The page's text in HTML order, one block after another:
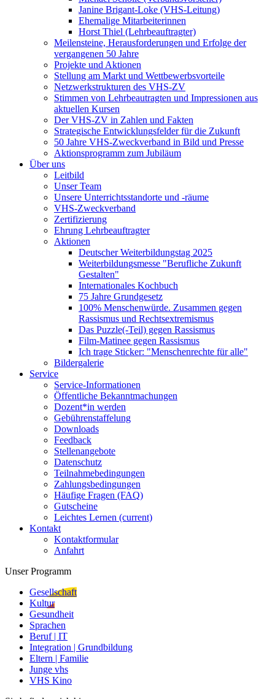
Janine Brigant-Loke (VHS-Leitung)
Ehemalige Mitarbeiterinnen
Horst Thiel (Lehrbeauftragter)
Meilensteine, Herausforderungen und Erfolge der
vergangenen 50 Jahre
Projekte und Aktionen
Stellung am Markt und Wettbewerbsvorteile
Netzwerkstrukturen des VHS-ZV
Stimmen von Lehrbeautragten und Impressionen aus
aktuellen Kursen
Der VHS-ZV in Zahlen und Fakten
Strategische Entwicklungsfelder für die Zukunft
50 Jahre VHS-Zweckverband in Bild und Presse
Aktionsprogramm zum Jubiläum
Über uns
Leitbild
Unser Team
Unsere Unterrichtsstandorte und -räume
VHS-Zweckverband
Zertifizierung
Ehrung Lehrbeauftragter
Aktionen
Deutscher Weiterbildungstag 2025
Weiterbildungsmesse "Berufliche Zukunft
Gestalten"
Internationales Kochbuch
75 Jahre Grundgesetz
100% Menschenwürde. Zusammen gegen
Rassismus und Rechtsextremismus
Das Puzzle(-Teil) gegen Rassismus
Film-Matinee gegen Rassismus
Ich trage Sticker: "Menschenrechte für alle"
Bildergalerie
Service
Service-Informationen
Öffentliche Bekanntmachungen
Dozent*in werden
Gebührenstaffelung
Downloads
Feedback
Stellenangebote
Datenschutz
Teilnahmebedingungen
Zahlungsbedingungen
Häufige Fragen (FAQ)
Gutscheine
Leichtes Lernen (current)
Kontakt
Kontaktformular
Anfahrt
Unser Programm
Gesellschaft
Kultur
Gesundheit
Sprachen
Beruf | IT
Integration | Grundbildung
Eltern | Familie
Junge vhs
VHS Kino